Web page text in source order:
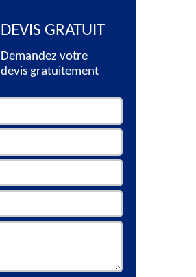
DEVIS GRATUIT
Demandez votre
devis gratuitement